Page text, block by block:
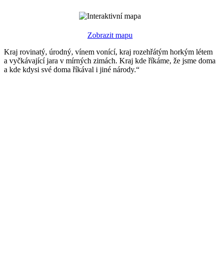
Zobrazit mapu
Kraj rovinatý, úrodný, vínem vonící, kraj rozehřátým horkým létem
a vyčkávající jara v mírných zimách. Kraj kde říkáme, že jsme doma
a kde kdysi své doma říkával i jiné národy.“